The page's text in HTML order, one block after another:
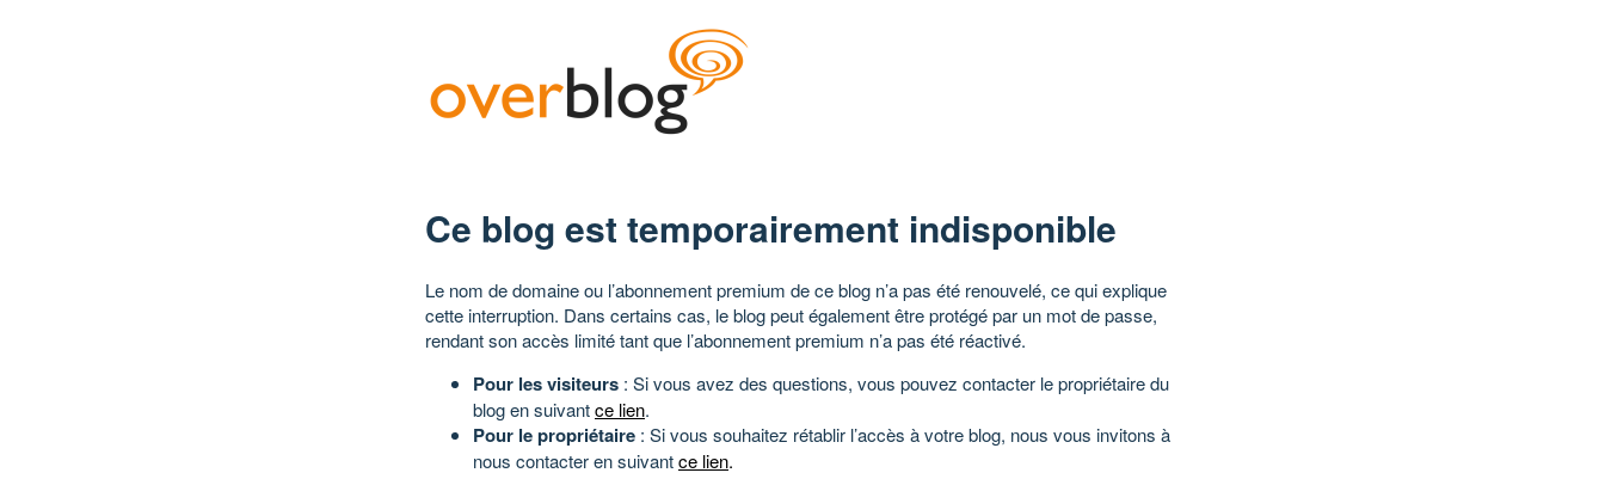
Ce blog est temporairement indisponible
Le nom de domaine ou l’abonnement premium de ce blog n’a pas été renouvelé, ce qui explique
cette interruption. Dans certains cas, le blog peut également être protégé par un mot de passe,
rendant son accès limité tant que l’abonnement premium n’a pas été réactivé.
Pour les visiteurs : Si vous avez des questions, vous pouvez contacter le propriétaire du
blog en suivantce lien.
Pour le propriétaire : Si vous souhaitez rétablir l’accès à votre blog, nous vous invitons à
nous contacter en suivantce lien.